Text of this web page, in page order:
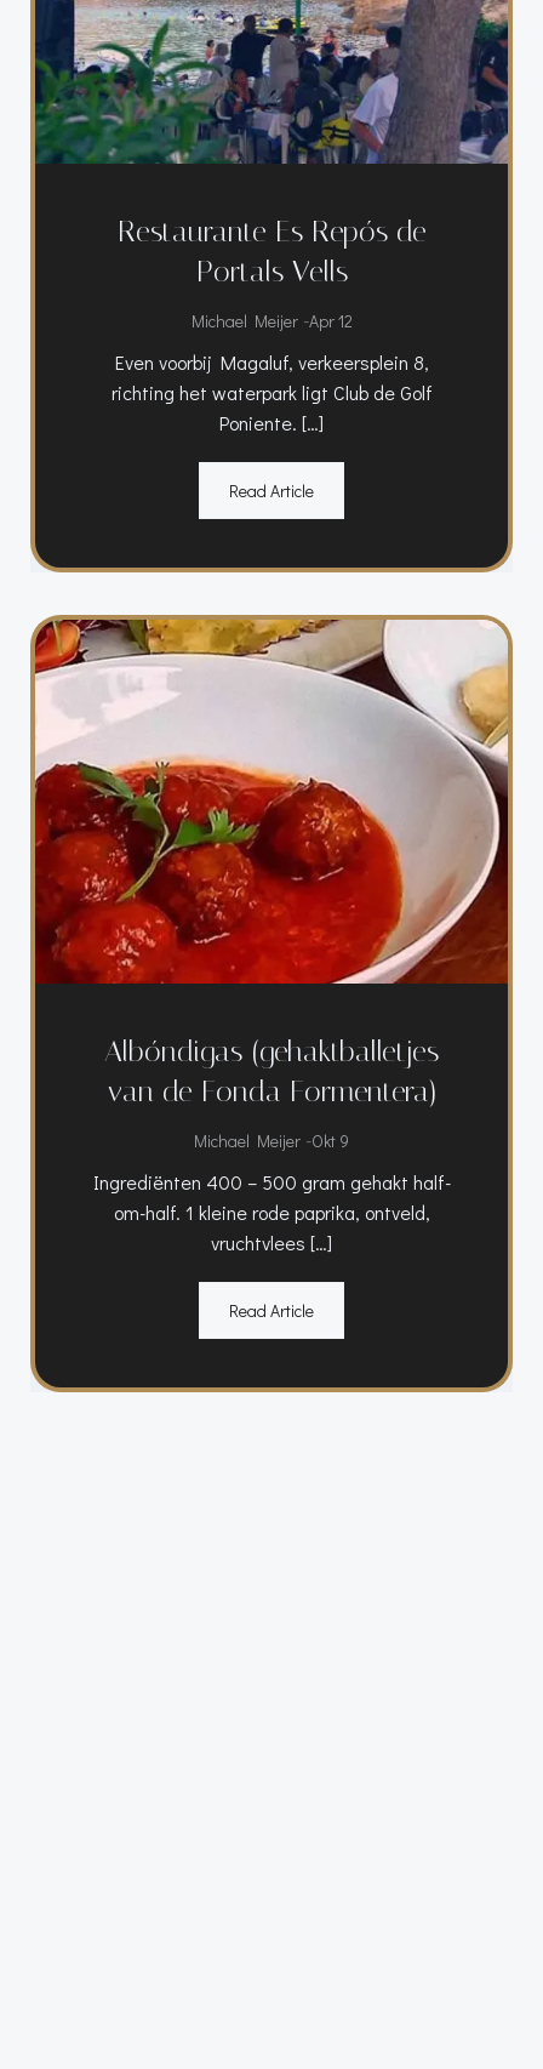
Restaurante Es Repós de
Portals Vells
Michael Meijer -Apr 12
Even voorbij Magaluf, verkeersplein 8,
richting het waterpark ligt Club de Golf
Poniente. […]
Read Article
Albóndigas (gehaktballetjes
van de Fonda Formentera)
Michael Meijer -Okt 9
Ingrediënten 400 – 500 gram gehakt half-
om-half. 1 kleine rode paprika, ontveld,
vruchtvlees […]
Read Article